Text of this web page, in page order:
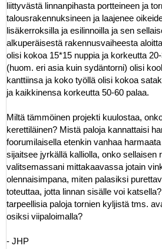
liittyvästä linnanpihasta portteineen ja
talousrakennuksineen ja laajenee
lisäkerroksilla ja esilinnoilla ja sen
alkuperäisestä rakennusvaiheesta
olisi kokoa 15*15 nuppia ja korkeutta
(huom. eri asia kuin sydäntorni) olisi
kanttiinsa ja koko työllä olisi kokoa
ja kaikkinensa korkeutta 50-60 palaa.
Miltä tämmöinen projekti kuulostaa,
kerettiläinen? Mistä paloja kannattaisi
foorumilaisella etenkin vanhaa
sijaitsee jyrkällä kalliolla, onko sellaisen
valitsemassani mittakaavassa jotain
olennaisimpana, miten palasiksi
toteuttaa, jotta linnan sisälle voi
tarpeellisia paloja tornien kyljistä tms.
osiksi viipaloimalla?
- JHP